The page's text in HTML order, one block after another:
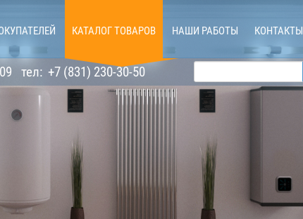
КАТАЛОГ ТОВАРОВ НАШИ РАБОТЫ КОНТАКТЫ
тел: +7 (831) 230-30-50